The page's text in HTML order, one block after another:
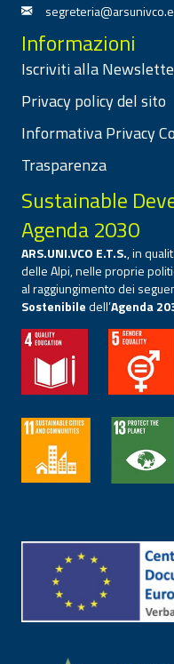
Informazioni
Iscriviti alla
Privacy policy del sito
Informativa Privacy
Trasparenza
Sustainable
Agenda 2030
ARS.UNI.VCO E.T.S., in
delle Alpi, nelle proprie
al raggiungimento dei
Sostenibiledell’Agenda